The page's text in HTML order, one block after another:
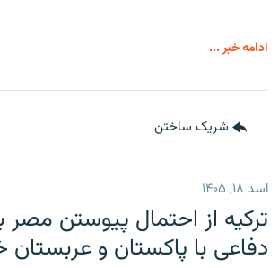
ادامه خبر ...
شریک ساختن
اسد ۱۸, ۱۴۰۵
ترکیه از احتمال پیوستن مصر
دفاعی با پاکستان و عربستان